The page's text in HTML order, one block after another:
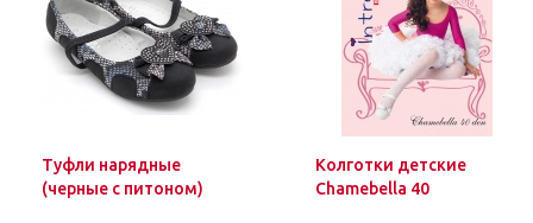
Туфли нарядные
(черные с питоном)
Колготки детские
Chamebella 40